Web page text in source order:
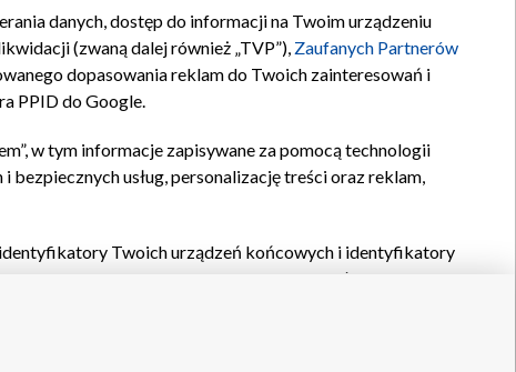
Kontakt
danych, dostęp do informacji na Twoim urządzeniu
(zwaną dalej również „TVP”), Zaufanych Partnerów
dopasowania reklam do Twoich zainteresowań i
PPID do Google.
w tym informacje zapisywane za pomocą technologii
usług, personalizację treści oraz reklam,
identyfikatory Twoich urządzeń końcowych i identyfikatory
oraz pozostałych
podstawowych reklam, wyboru spersonalizowanych
treści, pomiaru wydajności reklam, pomiaru wydajności
bezpieczeństwa, zapobiegania oszustwom i usuwania